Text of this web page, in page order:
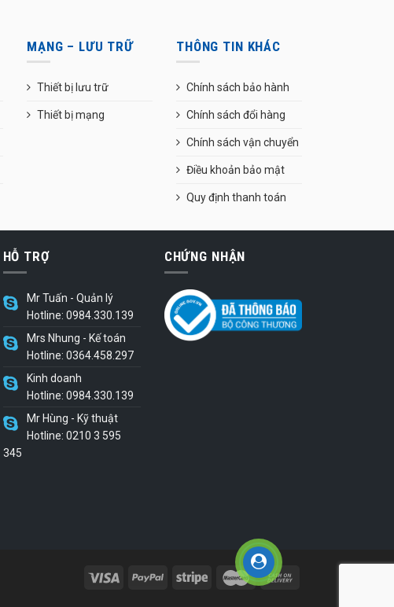
MẠNG – LƯU TRỮ
Thiết bị lưu trữ
Thiết bị mạng
THÔNG TIN KHÁC
Chính sách bảo hành
Chính sách đổi hàng
Chính sách vận chuyển
Điều khoản bảo mật
Quy định thanh toán
HỖ TRỢ
Mr Tuấn - Quản lý
Hotline: 0984.330.139
Mrs Nhung - Kế toán
Hotline: 0364.458.297
Kinh doanh
Hotline: 0984.330.139
Mr Hùng - Kỹ thuật
Hotline: 0210 3 595
345
CHỨNG NHẬN